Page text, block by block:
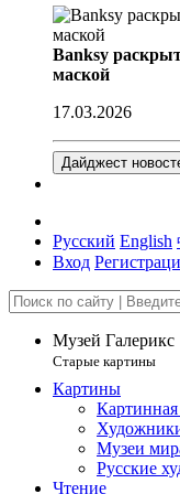
Banksy
маской
17.03.2026
Дайджест
Русский English
Вход
Музей Галерикс
Старые картины
Картины
Картинная
Музеи
Русские
Чтение